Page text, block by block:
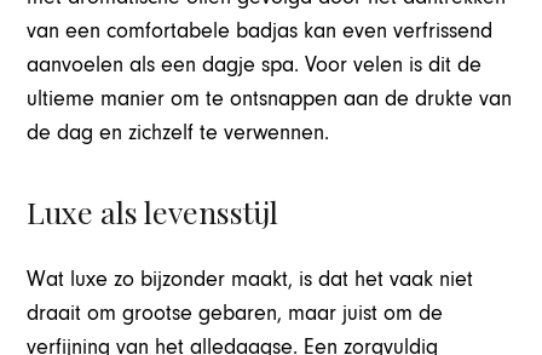
van een comfortabele badjas kan even verfrissend
aanvoelen als een dagje spa. Voor velen is dit de
ultieme manier om te ontsnappen aan de drukte van
de dag en zichzelf te verwennen.
Luxe als levensstijl
Wat luxe zo bijzonder maakt, is dat het vaak niet
draait om grootse gebaren, maar juist om de
verfijning van het alledaagse. Een zorgvuldig